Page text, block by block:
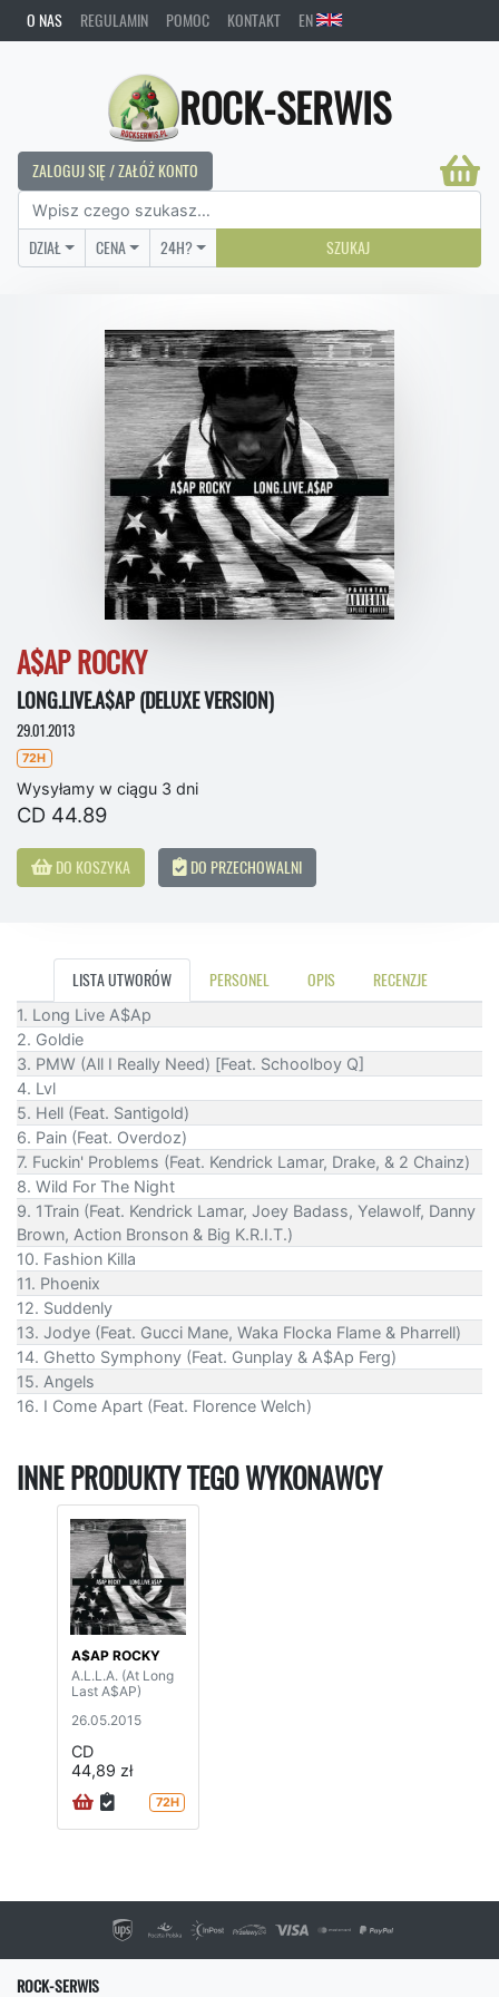
O NAS REGULAMIN POMOC KONTAKT EN
ROCK-SERWIS
ZALOGUJ SIĘ / ZAŁÓŻ KONTO
DZIAŁ CENA 24H? SZUKAJ
A$AP ROCKY
LONG.LIVE.A$AP (DELUXE VERSION)
29.01.2013
72H
Wysyłamy w ciągu 3 dni
CD 44.89
DO KOSZYKA DO PRZECHOWALNI
LISTA UTWORÓW PERSONEL OPIS RECENZJE
1. Long Live A$Ap
2. Goldie
3. PMW (All I Really Need) [Feat. Schoolboy Q]
4. Lvl
5. Hell (Feat. Santigold)
6. Pain (Feat. Overdoz)
7. Fuckin' Problems (Feat. Kendrick Lamar, Drake, & 2 Chainz)
8. Wild For The Night
9. 1Train (Feat. Kendrick Lamar, Joey Badass, Yelawolf, Danny
Brown, Action Bronson & Big K.R.I.T.)
10. Fashion Killa
11. Phoenix
12. Suddenly
13. Jodye (Feat. Gucci Mane, Waka Flocka Flame & Pharrell)
14. Ghetto Symphony (Feat. Gunplay & A$Ap Ferg)
15. Angels
16. I Come Apart (Feat. Florence Welch)
INNE PRODUKTY TEGO WYKONAWCY
A$AP ROCKY
A.L.L.A. (At Long
Last A$AP)
26.05.2015
CD
44,89 zł
72H
ROCK-SERWIS